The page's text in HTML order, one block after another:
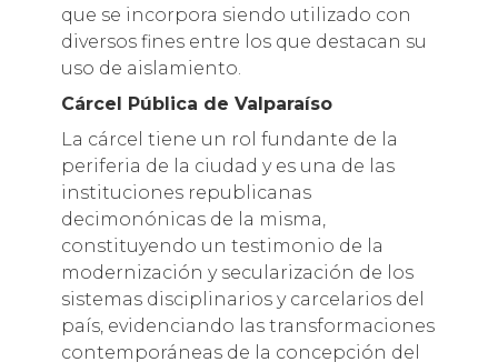
que se incorpora siendo utilizado con
diversos fines entre los que destacan su
uso de aislamiento.
Cárcel Pública de Valparaíso
La cárcel tiene un rol fundante de la
periferia de la ciudad y es una de las
instituciones republicanas
decimonónicas de la misma,
constituyendo un testimonio de la
modernización y secularización de los
sistemas disciplinarios y carcelarios del
país, evidenciando las transformaciones
contemporáneas de la concepción del